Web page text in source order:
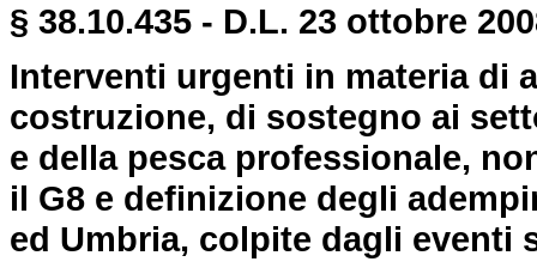
§ 38.10.435 - D.L. 23 ottobre
Interventi urgenti in materia di
costruzione, di sostegno ai
e della pesca professionale,
il G8 e definizione degli
ed Umbria, colpite dagli eventi